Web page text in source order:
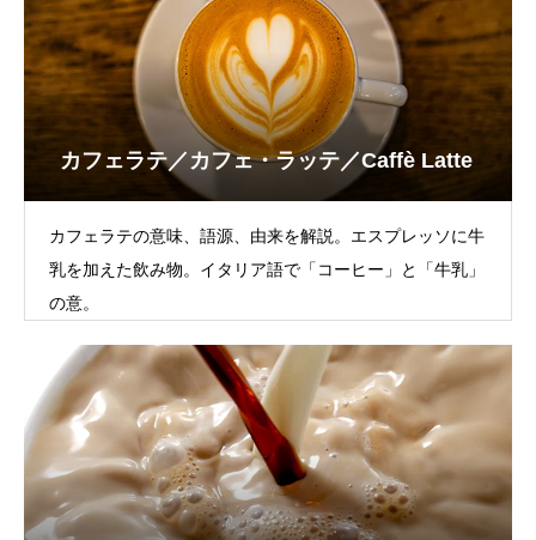
カフェラテ／カフェ・ラッテ／Caffè Latte
カフェラテの意味、語源、由来を解説。エスプレッソに牛
乳を加えた飲み物。イタリア語で「コーヒー」と「牛乳」
の意。